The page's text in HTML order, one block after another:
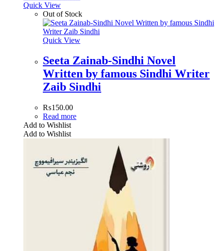
Quick View
Out of Stock
Quick View
Seeta Zainab-Sindhi Novel
Written by famous Sindhi Writer
Zaib Sindhi
₨150.00
Read more
Add to Wishlist
Add to Wishlist